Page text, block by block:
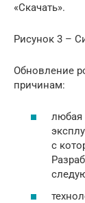
«Скачать».
Рисунок 3 –
Обновление
причинам:
любая
с